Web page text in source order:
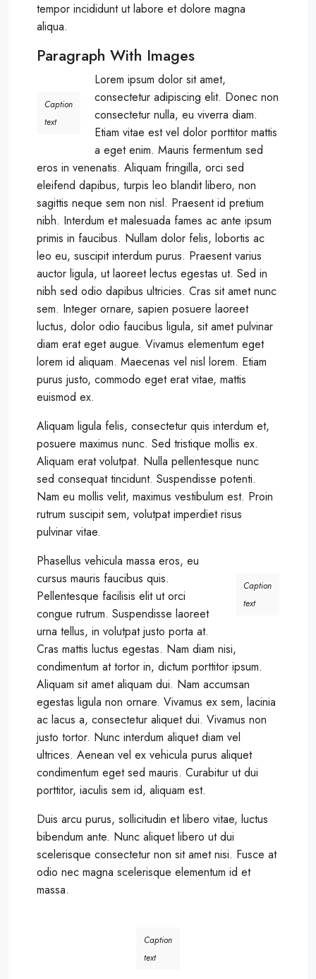
tempor incididunt ut labore et dolore magna
aliqua.
Paragraph With Images
Caption
text
Lorem ipsum dolor sit amet,
consectetur adipiscing elit. Donec non
consectetur nulla, eu viverra diam.
Etiam vitae est vel dolor porttitor mattis
a eget enim. Mauris fermentum sed
eros in venenatis. Aliquam fringilla, orci sed
eleifend dapibus, turpis leo blandit libero, non
sagittis neque sem non nisl. Praesent id pretium
nibh. Interdum et malesuada fames ac ante ipsum
primis in faucibus. Nullam dolor felis, lobortis ac
leo eu, suscipit interdum purus. Praesent varius
auctor ligula, ut laoreet lectus egestas ut. Sed in
nibh sed odio dapibus ultricies. Cras sit amet nunc
sem. Integer ornare, sapien posuere laoreet
luctus, dolor odio faucibus ligula, sit amet pulvinar
diam erat eget augue. Vivamus elementum eget
lorem id aliquam. Maecenas vel nisl lorem. Etiam
purus justo, commodo eget erat vitae, mattis
euismod ex.
Aliquam ligula felis, consectetur quis interdum et,
posuere maximus nunc. Sed tristique mollis ex.
Aliquam erat volutpat. Nulla pellentesque nunc
sed consequat tincidunt. Suspendisse potenti.
Nam eu mollis velit, maximus vestibulum est. Proin
rutrum suscipit sem, volutpat imperdiet risus
pulvinar vitae.
Caption
text
Phasellus vehicula massa eros, eu
cursus mauris faucibus quis.
Pellentesque facilisis elit ut orci
congue rutrum. Suspendisse laoreet
urna tellus, in volutpat justo porta at.
Cras mattis luctus egestas. Nam diam nisi,
condimentum at tortor in, dictum porttitor ipsum.
Aliquam sit amet aliquam dui. Nam accumsan
egestas ligula non ornare. Vivamus ex sem, lacinia
ac lacus a, consectetur aliquet dui. Vivamus non
justo tortor. Nunc interdum aliquet diam vel
ultrices. Aenean vel ex vehicula purus aliquet
condimentum eget sed mauris. Curabitur ut dui
porttitor, iaculis sem id, aliquam est.
Duis arcu purus, sollicitudin et libero vitae, luctus
bibendum ante. Nunc aliquet libero ut dui
scelerisque consectetur non sit amet nisi. Fusce at
odio nec magna scelerisque elementum id et
massa.
Caption
text